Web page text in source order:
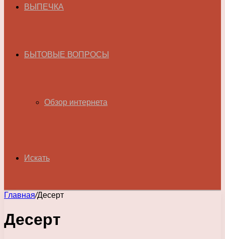
ВЫПЕЧКА
БЫТОВЫЕ ВОПРОСЫ
Обзор интернета
Искать
Главная/Десерт
Десерт